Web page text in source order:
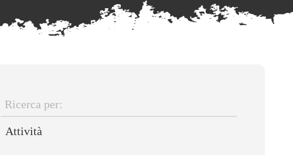
Ricerca
per:
Attività